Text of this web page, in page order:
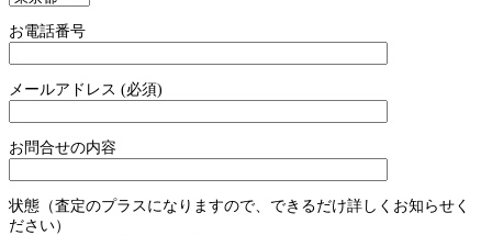
お電話番号
メールアドレス (必須)
お問合せの内容
状態（査定のプラスになりますので、できるだけ詳しくお知らせく
ださい）